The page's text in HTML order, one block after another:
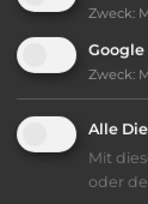
Lage:
Zweck:
Google
Zweck:
Alle
Mit
oder